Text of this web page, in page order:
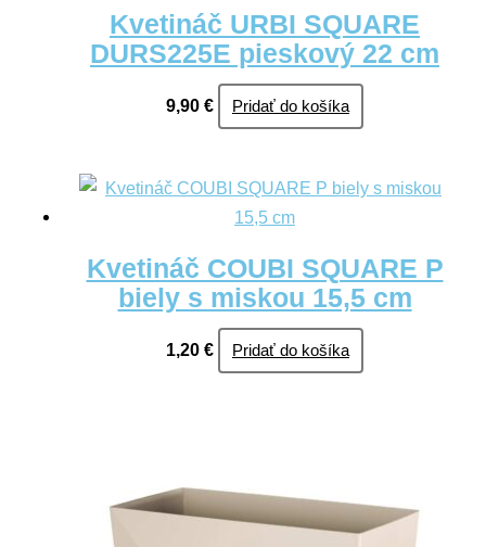
Kvetináč URBI SQUARE
DURS225E pieskový 22 cm
9,90 € Pridať do košíka
Kvetináč COUBI SQUARE P
biely s miskou 15,5 cm
1,20 € Pridať do košíka